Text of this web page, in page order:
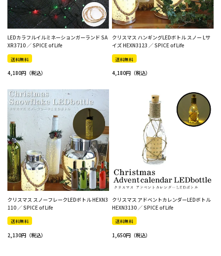
LEDカラフルイルミネーションガーランド SA
XR3710 ／ SPICE of Life
送料無料
4,180
クリスマス ハンギングLEDボトル スノー Lサ
イズ HEXN3123 ／ SPICE of Life
送料無料
4,180
クリスマス スノーフレークLEDボトル HEXN3
110 ／ SPICE of Life
送料無料
2,130
クリスマス アドベントカレンダーLEDボトル
HEXN3130 ／ SPICE of Life
送料無料
1,650